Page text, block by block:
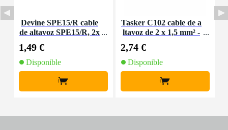
Devine SPE15/R cable
de altavoz SPE15/R, 2x
1,49 €
Disponible
+
Tasker C102 cable de a
ltavoz de 2 x 1,5 mm² -
2,74 €
Disponible
+